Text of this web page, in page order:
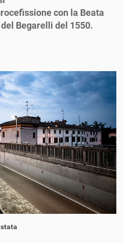
con la Beata
Begarelli del 1550.